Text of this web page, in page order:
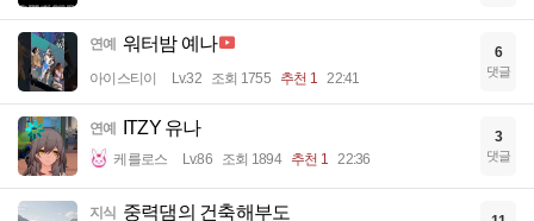
연예 워터밤 예나
아이스티이 Lv.32 조회 1755 추천 1 22:41
6
댓글
연예 ITZY 유나
케를로스 Lv.86 조회 1894 추천 1 22:36
3
댓글
지식 중력댐의 건축해부도